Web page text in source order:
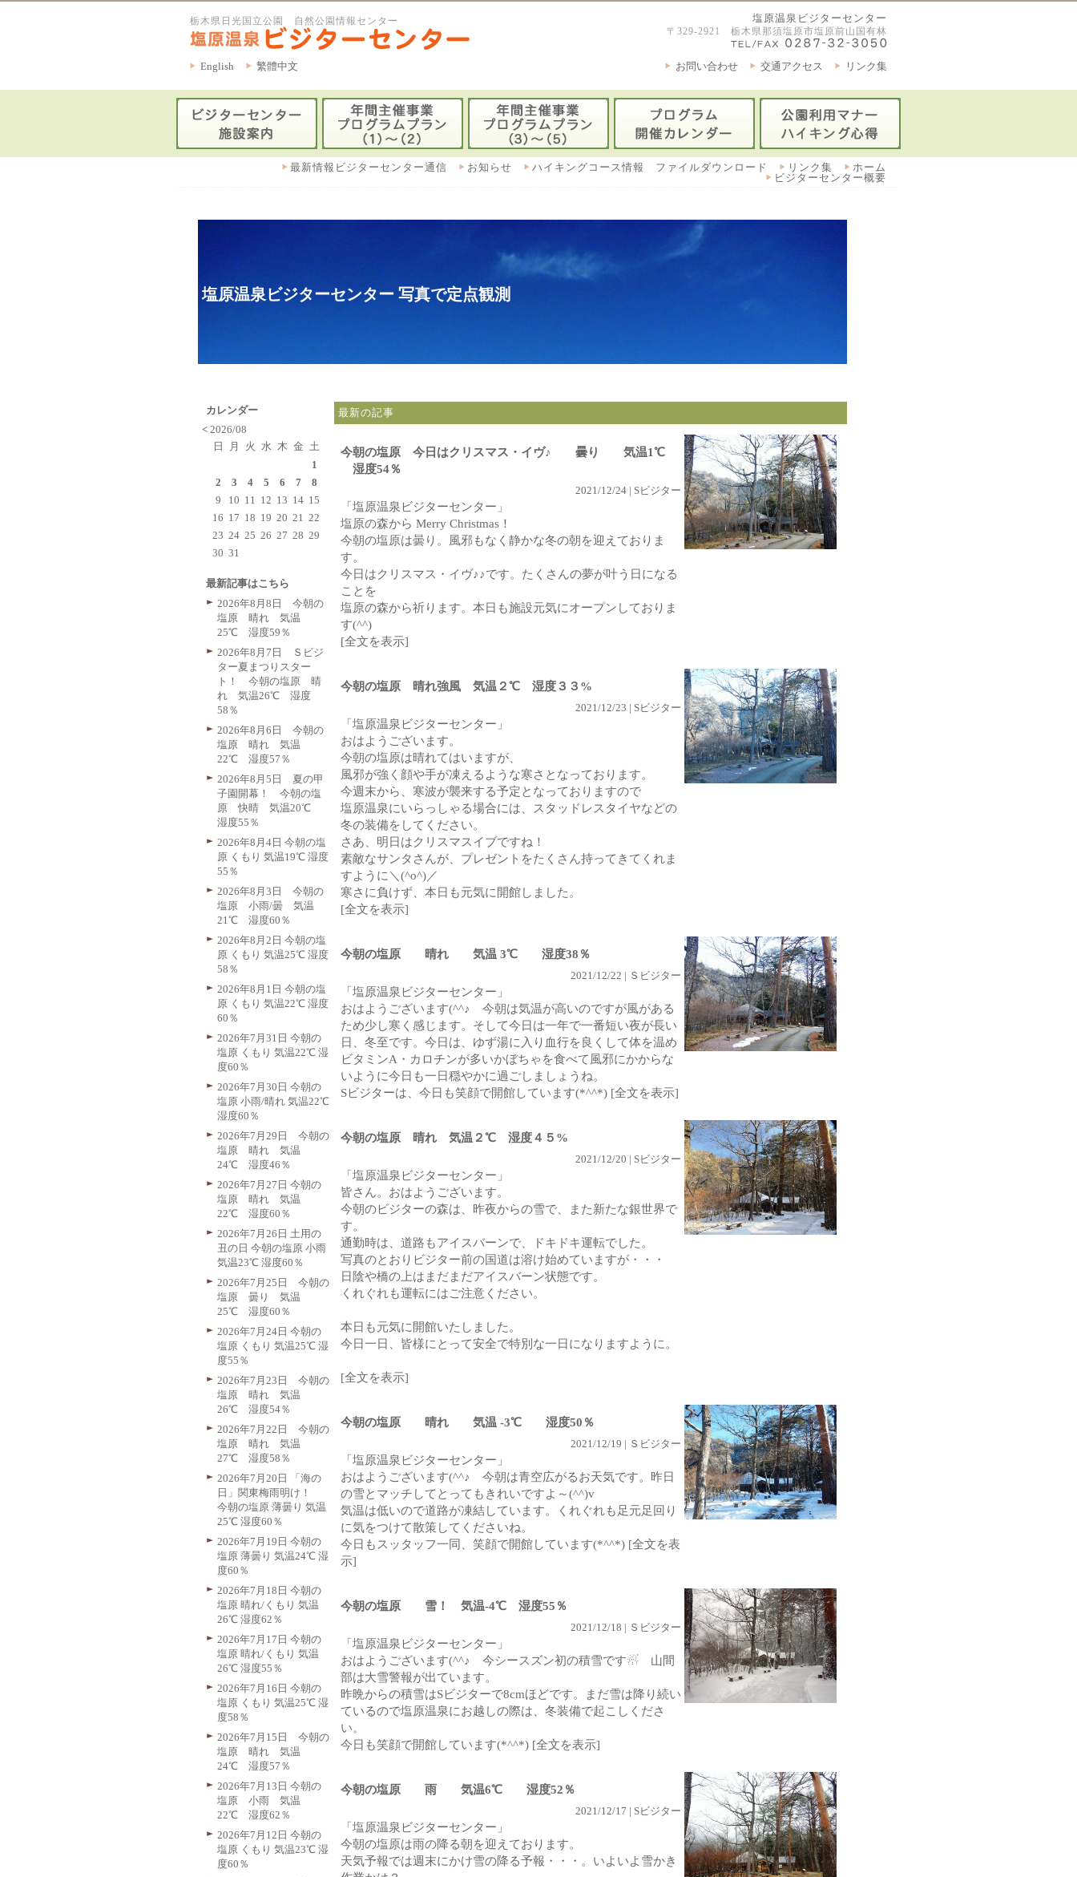
栃木県日光国立公園 自然公園情報センター 塩原温泉ビジターセンター
〒329-2921 栃木県那須塩原市塩原前山国有林
English 繁體中文 リンク集
交通アクセス
お問い合わせ
ホーム
リンク集
ハイキングコース情報 ファイルダウンロード
お知らせ
最新情報ビジターセンター通信
ビジターセンター概要
塩原温泉ビジターセンター 写真で定点観測
最新の記事
今朝の塩原 今日はクリスマス・イヴ♪ 曇り 気温1℃
湿度54％
2021/12/24 | Sビジター
「塩原温泉ビジターセンター」
塩原の森から Merry Christmas！
今朝の塩原は曇り。風邪もなく静かな冬の朝を迎えておりま
す。
今日はクリスマス・イヴ♪♪です。たくさんの夢が叶う日になる
ことを
塩原の森から祈ります。本日も施設元気にオープンしておりま
す(^^)
[全文を表示]
今朝の塩原 晴れ強風 気温２℃ 湿度３３%
2021/12/23 | Sビジター
「塩原温泉ビジターセンター」
おはようございます。
今朝の塩原は晴れてはいますが、
風邪が強く顔や手が凍えるような寒さとなっております。
今週末から、寒波が襲来する予定となっておりますので
塩原温泉にいらっしゃる場合には、スタッドレスタイヤなどの
冬の装備をしてください。
さあ、明日はクリスマスイブですね！
素敵なサンタさんが、プレゼントをたくさん持ってきてくれま
すように＼(^o^)／
寒さに負けず、本日も元気に開館しました。
[全文を表示]
今朝の塩原 晴れ 気温 3℃ 湿度38％
2021/12/22 | Ｓビジター
「塩原温泉ビジターセンター」
おはようございます(^^♪ 今朝は気温が高いのですが風がある
ため少し寒く感じます。そして今日は一年で一番短い夜が長い
日、冬至です。今日は、ゆず湯に入り血行を良くして体を温め
ビタミンA・カロチンが多いかぼちゃを食べて風邪にかからな
いように今日も一日穏やかに過ごしましょうね。
Sビジターは、今日も笑顔で開館しています(*^^*) [全文を表示]
今朝の塩原 晴れ 気温２℃ 湿度４５%
2021/12/20 | Sビジター
「塩原温泉ビジターセンター」
皆さん。おはようございます。
今朝のビジターの森は、昨夜からの雪で、また新たな銀世界で
す。
通勤時は、道路もアイスバーンで、ドキドキ運転でした。
写真のとおりビジター前の国道は溶け始めていますが・・・
日陰や橋の上はまだまだアイスバーン状態です。
くれぐれも運転にはご注意ください。
本日も元気に開館いたしました。
今日一日、皆様にとって安全で特別な一日になりますように。
[全文を表示]
今朝の塩原 晴れ 気温 -3℃ 湿度50％
2021/12/19 | Ｓビジター
「塩原温泉ビジターセンター」
おはようございます(^^♪ 今朝は青空広がるお天気です。昨日
の雪とマッチしてとってもきれいですよ～(^^)v
気温は低いので道路が凍結しています。くれぐれも足元足回り
に気をつけて散策してくださいね。
今日もスッタッフ一同、笑顔で開館しています(*^^*) [全文を表
示]
今朝の塩原 雪！ 気温-4℃ 湿度55％
2021/12/18 | Ｓビジター
「塩原温泉ビジターセンター」
おはようございます(^^♪ 今シースズン初の積雪です☃ 山間
部は大雪警報が出ています。
昨晩からの積雪はSビジターで8cmほどです。まだ雪は降り続い
ているので塩原温泉にお越しの際は、冬装備で起こしくださ
い。
今日も笑顔で開館しています(*^^*) [全文を表示]
今朝の塩原 雨 気温6℃ 湿度52％
2021/12/17 | Sビジター
「塩原温泉ビジターセンター」
今朝の塩原は雨の降る朝を迎えております。
天気予報では週末にかけ雪の降る予報・・・。いよいよ雪かき
カレンダー
< 2026/08
日
月 火 水 木 金 土
1
2
3 4 5 6 7
8
9
10 11 12 13 14 15
16 17 18 19 20 21 22
23 24 25 26 27 28 29
30 31
最新記事はこちら
2026年8月8日 今朝の
塩原 晴れ 気温
25℃ 湿度59％
2026年8月7日 Ｓビジ
ター夏まつりスター
ト！ 今朝の塩原 晴
れ 気温26℃ 湿度
58％
2026年8月6日 今朝の
塩原 晴れ 気温
22℃ 湿度57％
2026年8月5日 夏の甲
子園開幕！ 今朝の塩
原 快晴 気温20℃
湿度55％
2026年8月4日 今朝の塩
原 くもり 気温19℃ 湿度
55％
2026年8月3日 今朝の
塩原 小雨/曇 気温
21℃ 湿度60％
2026年8月2日 今朝の塩
原 くもり 気温25℃ 湿度
58％
2026年8月1日 今朝の塩
原 くもり 気温22℃ 湿度
60％
2026年7月31日 今朝の
塩原 くもり 気温22℃ 湿
度60％
2026年7月30日 今朝の
塩原 小雨/晴れ 気温22℃
湿度60％
2026年7月29日 今朝の
塩原 晴れ 気温
24℃ 湿度46％
2026年7月27日 今朝の
塩原 晴れ 気温
22℃ 湿度60％
2026年7月26日 土用の
丑の日 今朝の塩原 小雨
気温23℃ 湿度60％
2026年7月25日 今朝の
塩原 曇り 気温
25℃ 湿度60％
2026年7月24日 今朝の
塩原 くもり 気温25℃ 湿
度55％
2026年7月23日 今朝の
塩原 晴れ 気温
26℃ 湿度54％
2026年7月22日 今朝の
塩原 晴れ 気温
27℃ 湿度58％
2026年7月20日 「海の
日」関東梅雨明け！
今朝の塩原 薄曇り 気温
25℃ 湿度60％
2026年7月19日 今朝の
塩原 薄曇り 気温24℃ 湿
度60％
2026年7月18日 今朝の
塩原 晴れ/くもり 気温
26℃ 湿度62％
2026年7月17日 今朝の
塩原 晴れ/くもり 気温
26℃ 湿度55％
2026年7月16日 今朝の
塩原 くもり 気温25℃ 湿
度58％
2026年7月15日 今朝の
塩原 晴れ 気温
24℃ 湿度57％
2026年7月13日 今朝の
塩原 小雨 気温
22℃ 湿度62％
2026年7月12日 今朝の
塩原 くもり 気温23℃ 湿
度60％